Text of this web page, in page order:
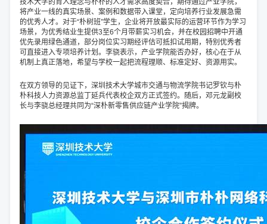
将产业一线的真实场景、案例和数据带入课堂，定向培养行业发展急需
的优秀人才。对于“朴树班”学生，企业将开放最实际的运营环节作为学习
场景，为优秀结业生提供3至6个月带薪实习机会，并在校园招聘中开通
优先录用绿色通道，部分岗位实习期经评估可抵扣试用期，特别优秀者
可直接进入专项培养计划。李骁表示，产业学院能否办好，核心在于从
机制上真正落地，希望与学校一起把流程理顺、标准定好、资源用实。
在双方领导的见证下，深圳技术大学城市交通与物流学院书记罗钦与朴
朴科技人力资源总监丁延兵代表校企双方正式签约。随后，邓元龙副校
长与李骁总经理共同为“深朴新零售供应链产业学院”揭牌。